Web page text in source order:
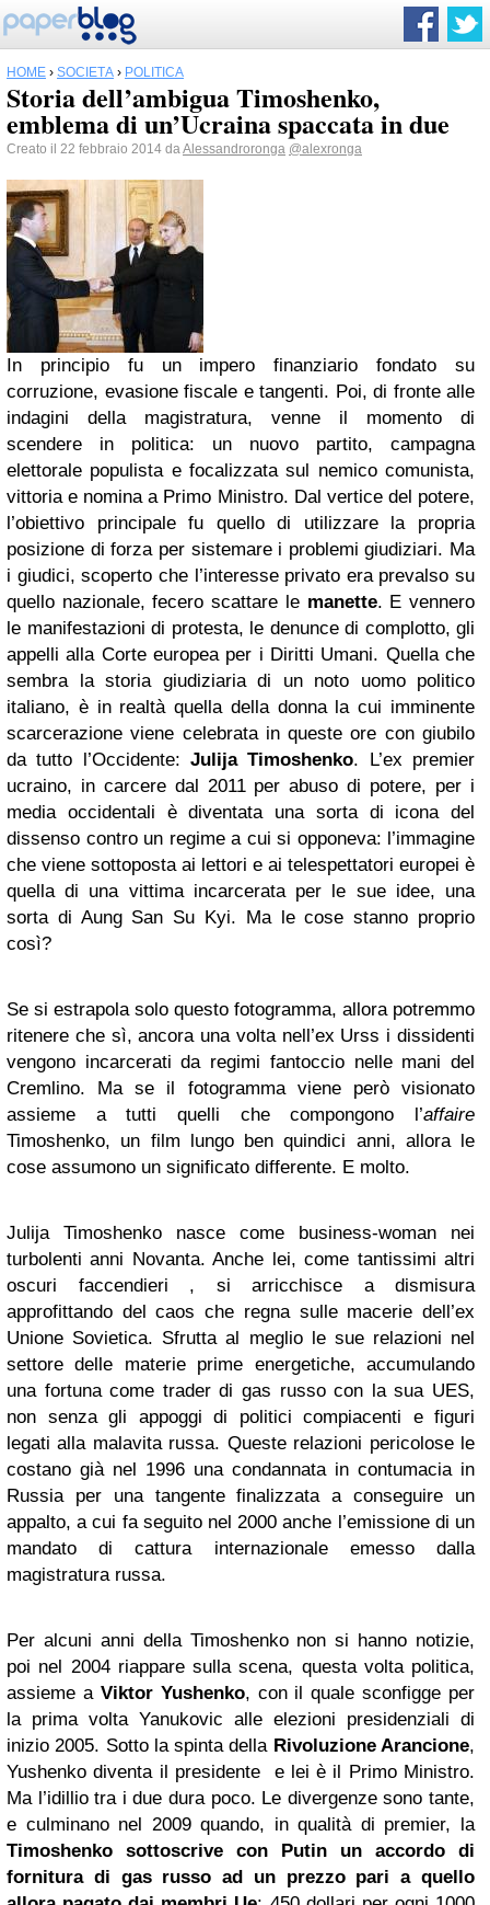
HOME › SOCIETÀ › POLITICA
Storia dell’ambigua Timoshenko,
emblema di un’Ucraina spaccata in due
Creato il 22 febbraio 2014 daAlessandroronga @alexronga
In principio fu un impero finanziario fondato su
corruzione, evasione fiscale e tangenti. Poi, di fronte alle
indagini della magistratura, venne il momento di
scendere in politica: un nuovo partito, campagna
elettorale populista e focalizzata sul nemico comunista,
vittoria e nomina a Primo Ministro. Dal vertice del potere,
l’obiettivo principale fu quello di utilizzare la propria
posizione di forza per sistemare i problemi giudiziari. Ma
i giudici, scoperto che l’interesse privato era prevalso su
quello nazionale, fecero scattare le manette. E vennero
le manifestazioni di protesta, le denunce di complotto, gli
appelli alla Corte europea per i Diritti Umani. Quella che
sembra la storia giudiziaria di un noto uomo politico
italiano, è in realtà quella della donna la cui imminente
scarcerazione viene celebrata in queste ore con giubilo
da tutto l’Occidente: Julija Timoshenko. L’ex premier
ucraino, in carcere dal 2011 per abuso di potere, per i
media occidentali è diventata una sorta di icona del
dissenso contro un regime a cui si opponeva: l’immagine
che viene sottoposta ai lettori e ai telespettatori europei è
quella di una vittima incarcerata per le sue idee, una
sorta di Aung San Su Kyi. Ma le cose stanno proprio
così?
Se si estrapola solo questo fotogramma, allora potremmo
ritenere che sì, ancora una volta nell’ex Urss i dissidenti
vengono incarcerati da regimi fantoccio nelle mani del
Cremlino. Ma se il fotogramma viene però visionato
assieme a tutti quelli che compongono l’affaire
Timoshenko, un film lungo ben quindici anni, allora le
cose assumono un significato differente. E molto.
Julija Timoshenko nasce come business-woman nei
turbolenti anni Novanta. Anche lei, come tantissimi altri
oscuri faccendieri , si arricchisce a dismisura
approfittando del caos che regna sulle macerie dell’ex
Unione Sovietica. Sfrutta al meglio le sue relazioni nel
settore delle materie prime energetiche, accumulando
una fortuna come trader di gas russo con la sua UES,
non senza gli appoggi di politici compiacenti e figuri
legati alla malavita russa. Queste relazioni pericolose le
costano già nel 1996 una condannata in contumacia in
Russia per una tangente finalizzata a conseguire un
appalto, a cui fa seguito nel 2000 anche l’emissione di un
mandato di cattura internazionale emesso dalla
magistratura russa.
Per alcuni anni della Timoshenko non si hanno notizie,
poi nel 2004 riappare sulla scena, questa volta politica,
assieme a Viktor Yushenko, con il quale sconfigge per
la prima volta Yanukovic alle elezioni presidenziali di
inizio 2005. Sotto la spinta della Rivoluzione Arancione,
Yushenko diventa il presidente e lei è il Primo Ministro.
Ma l’idillio tra i due dura poco. Le divergenze sono tante,
e culminano nel 2009 quando, in qualità di premier, la
Timoshenko sottoscrive con Putin un accordo di
fornitura di gas russo ad un prezzo pari a quello